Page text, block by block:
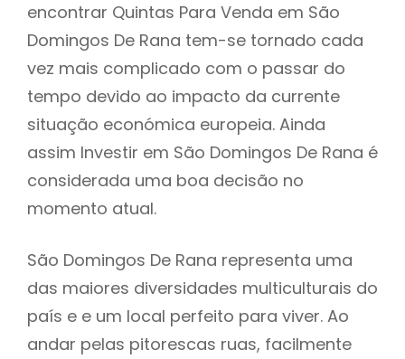
encontrar Quintas Para Venda em São
Domingos De Rana tem-se tornado cada
vez mais complicado com o passar do
tempo devido ao impacto da currente
situação económica europeia. Ainda
assim Investir em São Domingos De Rana é
considerada uma boa decisão no
momento atual.
São Domingos De Rana representa uma
das maiores diversidades multiculturais do
país e e um local perfeito para viver. Ao
andar pelas pitorescas ruas, facilmente